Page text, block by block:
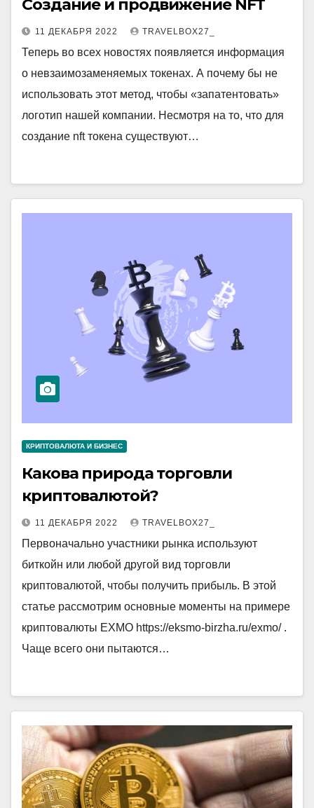
Создание и продвижение NFT
11 ДЕКАБРЯ 2022 TRAVELBOX27_
Теперь во всех новостях появляется информация
о невзаимозаменяемых токенах. А почему бы не
использовать этот метод, чтобы «запатентовать»
логотип нашей компании. Несмотря на то, что для
создание nft токена существуют…
КРИПТОВАЛЮТА И БИЗНЕС
Какова природа торговли
криптовалютой?
11 ДЕКАБРЯ 2022 TRAVELBOX27_
Первоначально участники рынка используют
биткойн или любой другой вид торговли
криптовалютой, чтобы получить прибыль. В этой
статье рассмотрим основные моменты на примере
криптовалюты EXMO https://eksmo-birzha.ru/exmo/ .
Чаще всего они пытаются…